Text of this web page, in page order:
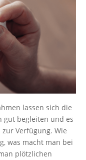
lassen sich die
gut begleiten und es
Verfügung. Wie
was macht man bei
plötzlichen